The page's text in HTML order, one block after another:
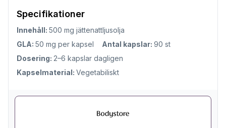
Specifikationer
Innehåll: 500 mg jättenattljusolja
GLA: 50 mg per kapsel Antal kapslar: 90 st
Dosering: 2–6 kapslar dagligen
Kapselmaterial: Vegetabiliskt